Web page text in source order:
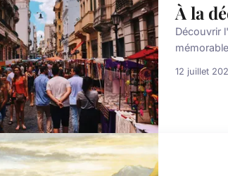
À la
Découvrir
12 juillet